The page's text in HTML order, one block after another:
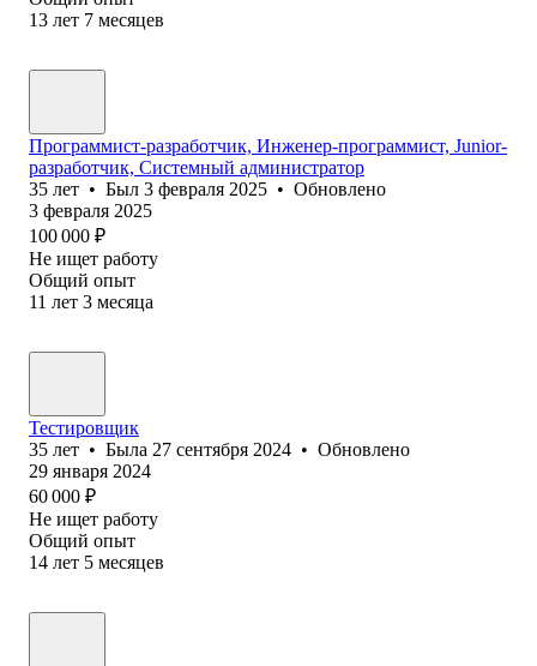
13 лет 7 месяцев
Программист-разработчик, Инженер-программист, Junior-
разработчик, Системный администратор
35 лет • Был 3 февраля 2025 • Обновлено
3 февраля 2025
100 000 ₽
Не ищет работу
Общий опыт
11 лет 3 месяца
Тестировщик
35 лет • Была 27 сентября 2024 • Обновлено
29 января 2024
60 000 ₽
Не ищет работу
Общий опыт
14 лет 5 месяцев